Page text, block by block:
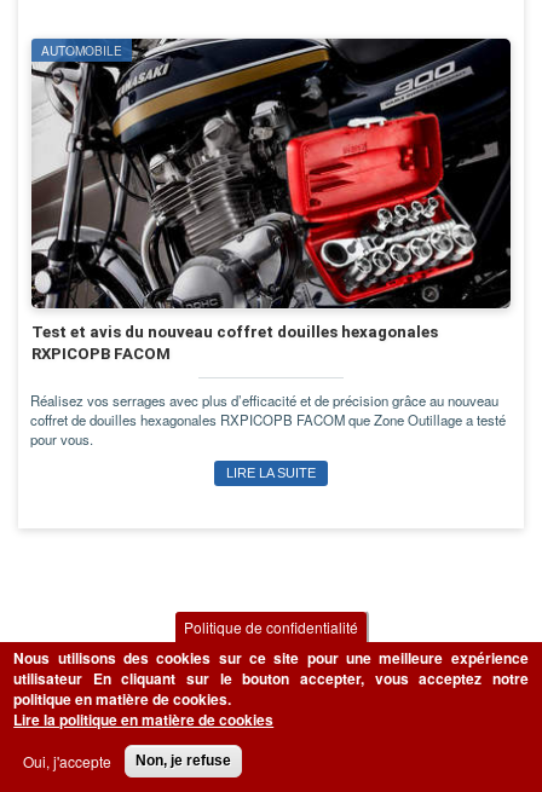
AUTOMOBILE
Test et avis du nouveau coffret douilles hexagonales
RXPICOPB FACOM
Réalisez vos serrages avec plus d’efficacité et de précision grâce au nouveau
coffret de douilles hexagonales RXPICOPB FACOM que Zone Outillage a testé
pour vous.
LIRE LA SUITE
Politique de confidentialité
Nous utilisons des cookies sur ce site pour une meilleure expérience
utilisateur En cliquant sur le bouton accepter, vous acceptez notre
politique en matière de cookies.
Lire la politique en matière de cookies
Oui, j'accepte Non, je refuse